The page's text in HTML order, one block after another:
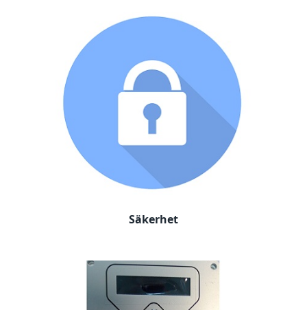
Säkerhet